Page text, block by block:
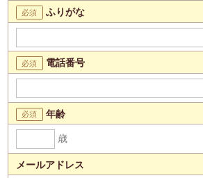
ふりがな
電話番号
年齢
歳
メールアドレス